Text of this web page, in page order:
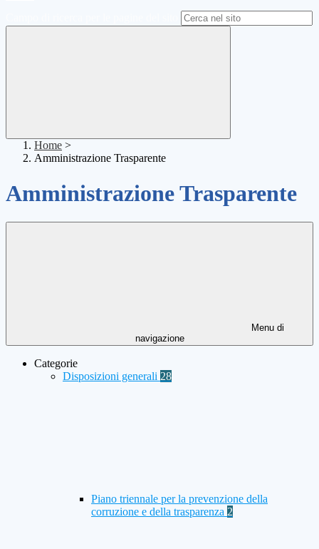
Home >
Amministrazione Trasparente
Amministrazione Trasparente
Menu di
navigazione
Categorie
Disposizioni generali 28
Piano triennale per la prevenzione della
corruzione e della trasparenza 2